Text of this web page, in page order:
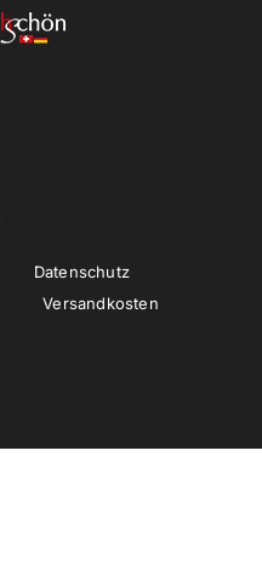
Datenschutz
Versandkosten